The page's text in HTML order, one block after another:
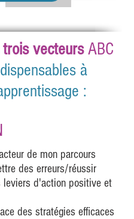
de mon parcours
des erreurs/réussir
leviers d'action positive et
des stratégies efficaces
trois vecteurs ABC
à
: